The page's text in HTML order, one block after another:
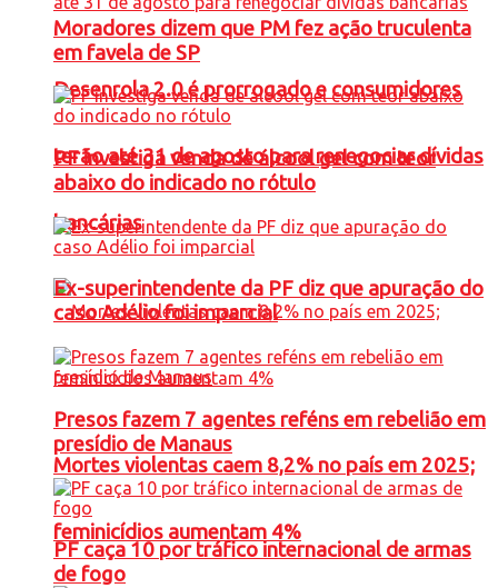
Desenrola 2.0 é prorrogado e consumidores
terão até 31 de agosto para renegociar dívidas
bancárias
Mortes violentas caem 8,2% no país em 2025;
feminicídios aumentam 4%
Moradores dizem que PM fez ação truculenta
em favela de SP
PF investiga venda de álcool gel com teor
abaixo do indicado no rótulo
Ex-superintendente da PF diz que apuração do
caso Adélio foi imparcial
Presos fazem 7 agentes reféns em rebelião em
presídio de Manaus
PF caça 10 por tráfico internacional de armas
de fogo